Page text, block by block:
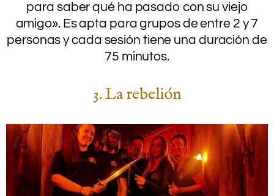
para saber qué ha pasado con su viejo
amigo». Es apta para grupos de entre 2 y 7
personas y cada sesión tiene una duración de
75 minutos.
3. La rebelión